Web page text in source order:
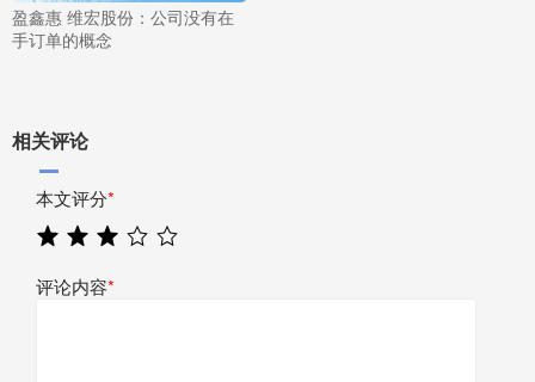
盈鑫惠 维宏股份：公司没有在
手订单的概念
相关评论
本文评分*
评论内容*